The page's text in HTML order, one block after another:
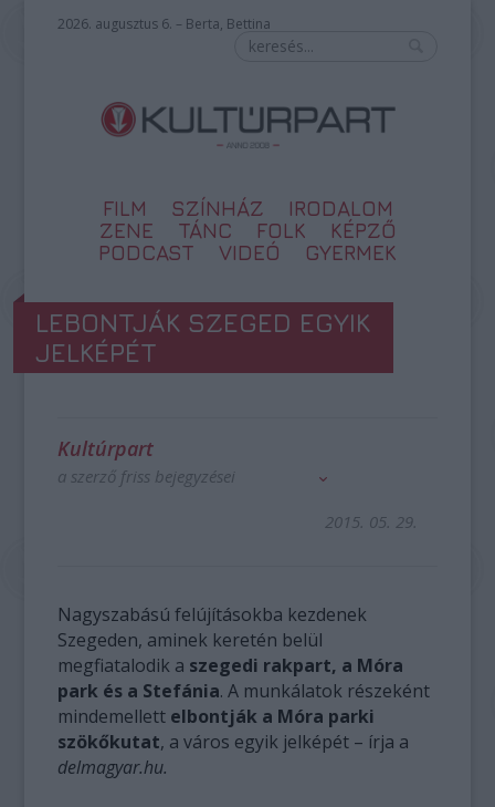
2026. augusztus 6. – Berta, Bettina
FILM SZÍNHÁZ
IRODALOM
ZENE
TÁNC FOLK
KÉPZŐ
PODCAST
VIDEÓ GYERMEK
LEBONTJÁK SZEGED EGYIK
JELKÉPÉT
Kultúrpart
a szerző friss bejegyzései
2015. 05. 29.
Nagyszabású felújításokba kezdenek
Szegeden, aminek keretén belül
megfiatalodik a szegedi rakpart, a Móra
park és a Stefánia. A munkálatok részeként
mindemellett elbontják a Móra parki
szökőkutat, a város egyik jelképét – írja a
delmagyar.hu.